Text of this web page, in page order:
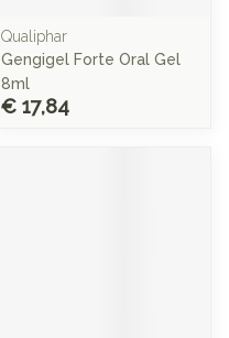
Qualiphar
Gengigel Forte Oral Gel
8ml
€ 17,84